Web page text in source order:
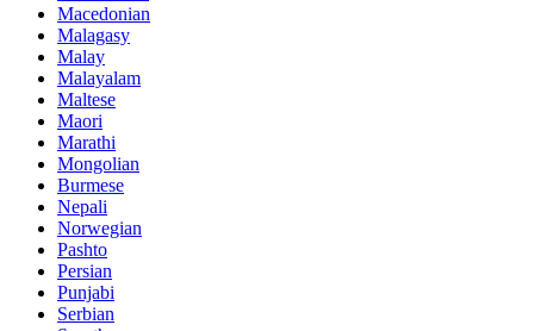
Macedonian
Malagasy
Malay
Malayalam
Maltese
Maori
Marathi
Mongolian
Burmese
Nepali
Norwegian
Pashto
Persian
Punjabi
Serbian